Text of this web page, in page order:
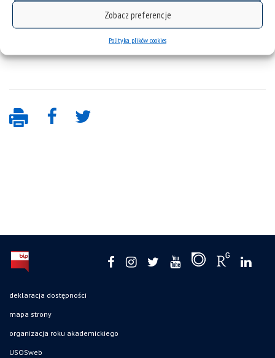
Zobacz preferencje
Polityka plików cookies
deklaracja dostępności
mapa strony
organizacja roku akademickiego
USOSweb